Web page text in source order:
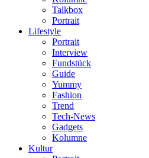
Talkbox
Portrait
Lifestyle
Portrait
Interview
Fundstück
Guide
Yummy
Fashion
Trend
Tech-News
Gadgets
Kolumne
Kultur